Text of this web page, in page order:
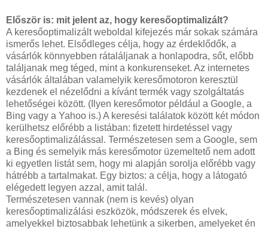
Először is: mit jelent az, hogy keresőoptimalizált?
A keresőoptimalizált weboldal kifejezés már sokak számára
ismerős lehet. Elsődleges célja, hogy az érdeklődők, a
vásárlók könnyebben rátaláljanak a honlapodra, sőt, előbb
találjanak meg téged, mint a konkurenseket. Az internetes
vásárlók általában valamelyik keresőmotoron keresztül
kezdenek el nézelődni a kívánt termék vagy szolgáltatás
lehetőségei között. (Ilyen keresőmotor például a Google, a
Bing vagy a Yahoo is.) A keresési találatok között két módon
kerülhetsz előrébb a listában: fizetett hirdetéssel vagy
keresőoptimalizálással. Természetesen sem a Google, sem
a Bing és semelyik más keresőmotor üzemeltető nem adott
ki egyetlen listát sem, hogy mi alapján sorolja előrébb vagy
hátrébb a tartalmakat. Egy biztos: a célja, hogy a látogató
elégedett legyen azzal, amit talál.
Természetesen vannak (nem is kevés) olyan
keresőoptimalizálási eszközök, módszerek és elvek,
amelyekkel biztosabbak lehetünk a sikerben, amelyeket én